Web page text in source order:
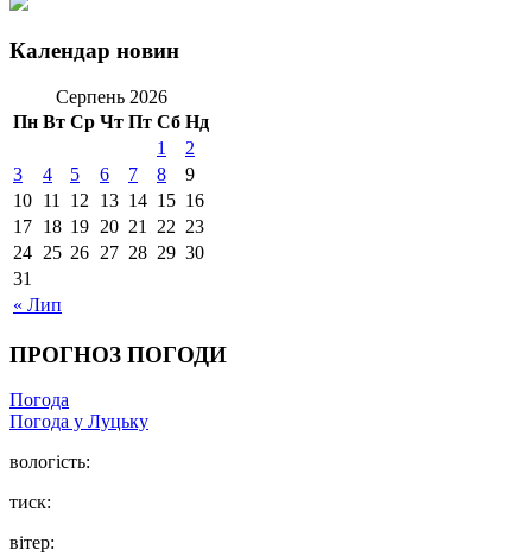
Календар новин
Серпень 2026
Пн Вт Ср Чт Пт Сб Нд
« Лип
1
2
3
4 5 6 7 8
9
10 11 12 13 14 15 16
17 18 19 20 21 22 23
24 25 26 27 28 29 30
31
ПРОГНОЗ ПОГОДИ
Погода
Погода у Луцьку
вологість:
тиск:
вітер: